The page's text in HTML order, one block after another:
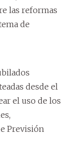
las reformas
de
desde el
el uso de los
Previsión